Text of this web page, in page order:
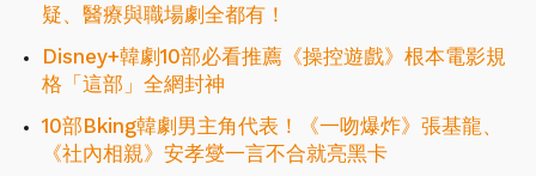
疑、醫療與職場劇全都有！
Disney+韓劇10部必看推薦《操控遊戲》根本電影規
格「這部」全網封神
10部Bking韓劇男主角代表！《一吻爆炸》張基龍、
《社內相親》安孝燮一言不合就亮黑卡